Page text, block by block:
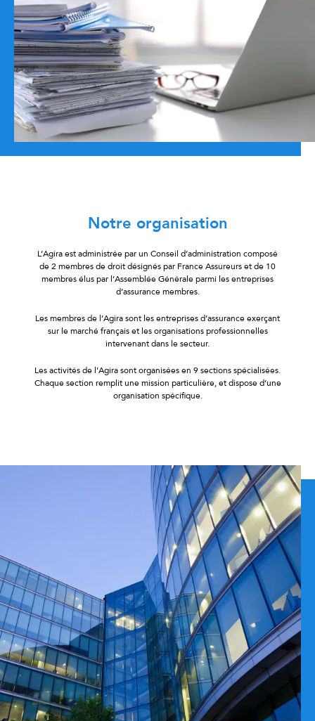
Notre organisation
L’Agira est administrée par un Conseil d’administration composé
de 2 membres de droit désignés par France Assureurs et de 10
membres élus par l’Assemblée Générale parmi les entreprises
d’assurance membres.
Les membres de l’Agira sont les entreprises d’assurance exerçant
sur le marché français et les organisations professionnelles
intervenant dans le secteur.
Les activités de l’Agira sont organisées en 9 sections spécialisées.
Chaque section remplit une mission particulière, et dispose d’une
organisation spécifique.